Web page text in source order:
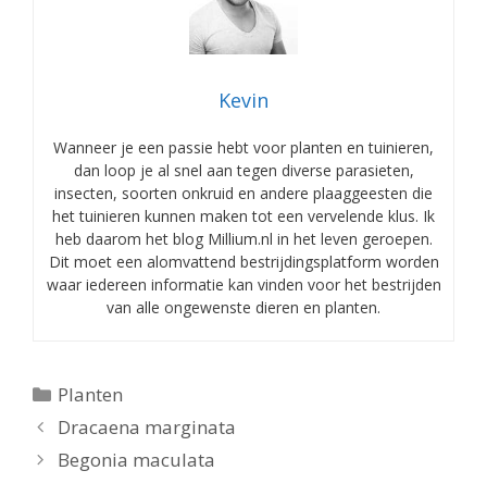
Kevin
Wanneer je een passie hebt voor planten en tuinieren,
dan loop je al snel aan tegen diverse parasieten,
insecten, soorten onkruid en andere plaaggeesten die
het tuinieren kunnen maken tot een vervelende klus. Ik
heb daarom het blog Millium.nl in het leven geroepen.
Dit moet een alomvattend bestrijdingsplatform worden
waar iedereen informatie kan vinden voor het bestrijden
van alle ongewenste dieren en planten.
Categorieën
Planten
Dracaena marginata
Begonia maculata